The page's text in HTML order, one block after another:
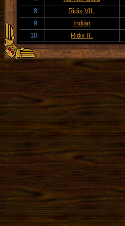
8.
Ridix VII.
9.
Indián
10.
Ridix II.